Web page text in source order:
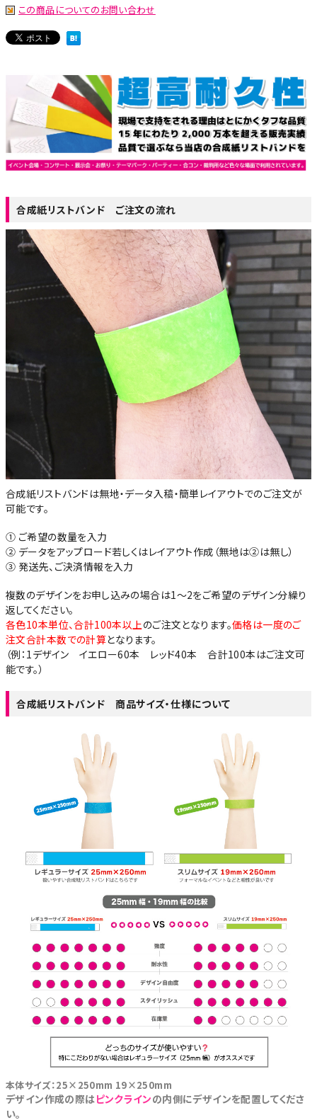
この商品についてのお問い合わせ
合成紙リストバンド ご注文の流れ
合成紙リストバンドは無地・データ入稿・簡単レイアウトでのご注文が
可能です。
① ご希望の数量を入力
② データをアップロード若しくはレイアウト作成 （無地は②は無し）
③ 発送先、ご決済情報を入力
複数のデザインをお申し込みの場合は1～2をご希望のデザイン分繰り
返してください。
各色10本単位、合計100本以上のご注文となります。価格は一度のご
注文合計本数での計算となります。
（例：1デザイン イエロー60本 レッド40本 合計100本はご注文可
能です。）
合成紙リストバンド 商品サイズ・仕様について
本体サイズ：25×250mm 19×250mm
デザイン作成の際はピンクラインの内側にデザインを配置してくださ
い。